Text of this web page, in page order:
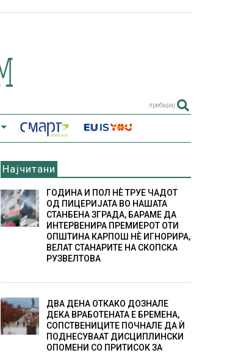
пребарај
Најчитани
ГОДИНА И ПОЛ НÈ ТРУЕ ЧАДОТ
ОД ПИЦЕРИЈАТА ВО НАШАТА
СТАНБЕНА ЗГРАДА, БАРАМЕ ДА
ИНТЕРВЕНИРА ПРЕМИЕРОТ ОТИ
ОПШТИНА КАРПОШ НÈ ИГНОРИРА,
ВЕЛАТ СТАНАРИТЕ НА СКОПСКА
РУЗВЕЛТОВА
ДВА ДЕНА ОТКАКО ДОЗНАЛЕ
ДЕКА ВРАБОТЕНАТА Е БРЕМЕНА,
СОПСТВЕНИЦИТЕ ПОЧНАЛЕ ДА Ѝ
ПОДНЕСУВААТ ДИСЦИПЛИНСКИ
ОПОМЕНИ СО ПРИТИСОК ЗА